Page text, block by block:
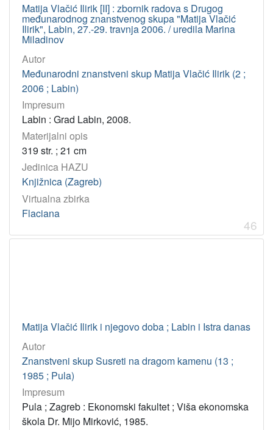
Matija Vlačić Ilirik [II] : zbornik radova s Drugog
međunarodnog znanstvenog skupa "Matija Vlačić
Ilirik", Labin, 27.-29. travnja 2006. / uredila Marina
Miladinov
Autor
Međunarodni znanstveni skup Matija Vlačić Ilirik (2 ;
2006 ; Labin)
Impresum
Labin : Grad Labin, 2008.
Materijalni opis
319 str. ; 21 cm
Jedinica HAZU
Knjižnica (Zagreb)
Virtualna zbirka
Flaciana
46
Matija Vlačić Ilirik i njegovo doba ; Labin i Istra danas
Autor
Znanstveni skup Susreti na dragom kamenu (13 ;
1985 ; Pula)
Impresum
Pula ; Zagreb : Ekonomski fakultet ; Viša ekonomska
škola Dr. Mijo Mirković, 1985.